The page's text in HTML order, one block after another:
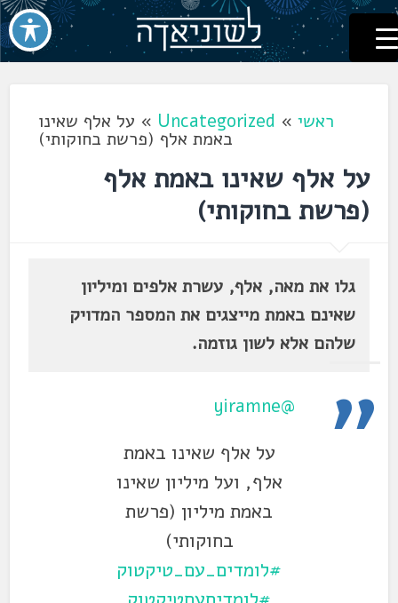
דלג
לתוכן
לשוניאדה
עברית. לשון. שפה
ראשי»
Uncategorized
» על אלף שאינו
באמת אלף (פרשת בחוקותי)
על אלף שאינו באמת אלף
(פרשת בחוקותי)
גלו את מאה, אלף, עשרת אלפים ומיליון
שאינם באמת מייצגים את המספר המדויק
שלהם אלא לשון גוזמה.
@yiramne
על אלף שאינו באמת
אלף, ועל מיליון שאינו
באמת מיליון (פרשת
בחוקותי)
#לומדים_עם_טיקטוק